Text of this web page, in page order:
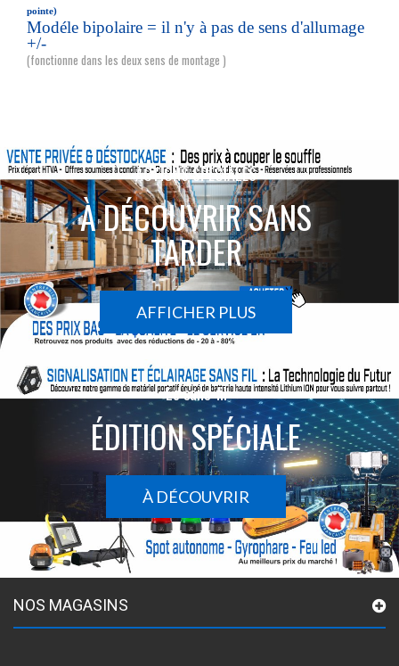
pointe)
Modéle bipolaire = il n'y à pas de sens d'allumage
+/-
(fonctionne dans les deux sens de montage )
ACTIONS SPÉCIALES
À DÉCOUVRIR SANS
TARDER
AFFICHER PLUS
Le sans-fil
ÉDITION SPÉCIALE
À DÉCOUVRIR
NOS MAGASINS